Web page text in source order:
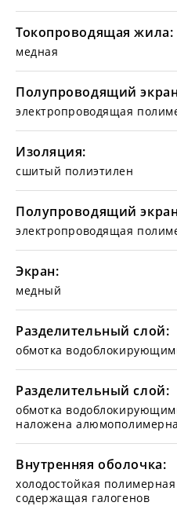
Токопроводящая жила:
медная
Полупроводящий
электропроводящая
Изоляция:
сшитый полиэтилен
Полупроводящий
электропроводящая
Экран:
медный
Разделительный слой:
обмотка
Разделительный слой:
обмотка
наложена
Внутренняя оболочка:
холодостойкая
содержащая галогенов